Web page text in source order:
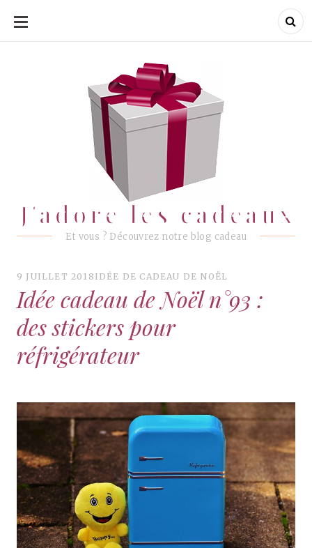
ALLER
CONTENU
J'adore les cadeaux
Et vous ? Découvrez notre blog cadeau
J'adore les cadeaux
9 JUILLET 2018 IDÉE DE CADEAU DE NOËL
Idée cadeau de Noël n°93 :
des stickers pour
réfrigérateur